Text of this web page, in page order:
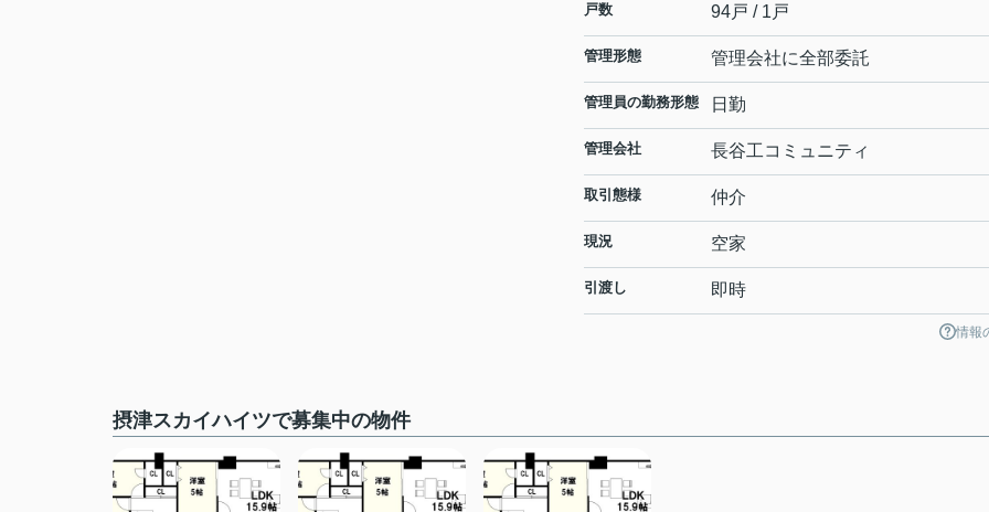
戸数 94戸 / 1戸
管理形態 管理会社に全部委託
管理員の勤務形態 日勤
管理会社 長谷工コミュニティ
取引態様 仲介
現況 空家
引渡し 即時
情報
摂津スカイハイツで募集中の物件